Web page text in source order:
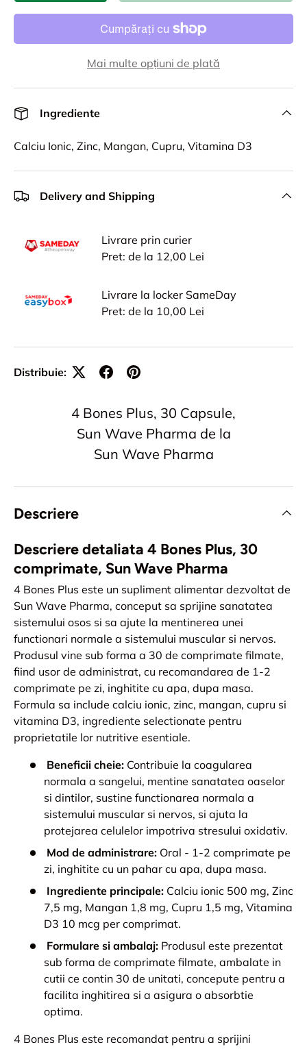
Mai multe opțiuni de plată
Ingrediente
Calciu Ionic, Zinc, Mangan, Cupru, Vitamina D3
Delivery and Shipping
Livrare prin curier
Pret: de la 12,00 Lei
Livrare la locker SameDay
Pret: de la 10,00 Lei
Distribuie:
4 Bones Plus, 30 Capsule,
Sun Wave Pharma de la
Sun Wave Pharma
Descriere
Descriere detaliata 4 Bones Plus, 30
comprimate, Sun Wave Pharma
4 Bones Plus este un supliment alimentar dezvoltat de
Sun Wave Pharma, conceput sa sprijine sanatatea
sistemului osos si sa ajute la mentinerea unei
functionari normale a sistemului muscular si nervos.
Produsul vine sub forma a 30 de comprimate filmate,
fiind usor de administrat, cu recomandarea de 1-2
comprimate pe zi, inghitite cu apa, dupa masa.
Formula sa include calciu ionic, zinc, mangan, cupru si
vitamina D3, ingrediente selectionate pentru
proprietatile lor nutritive esentiale.
Beneficii cheie: Contribuie la coagularea
normala a sangelui, mentine sanatatea oaselor
si dintilor, sustine functionarea normala a
sistemului muscular si nervos, si ajuta la
protejarea celulelor impotriva stresului oxidativ.
Mod de administrare: Oral - 1-2 comprimate pe
zi, inghitite cu un pahar cu apa, dupa masa.
Ingrediente principale: Calciu ionic 500 mg, Zinc
7,5 mg, Mangan 1,8 mg, Cupru 1,5 mg, Vitamina
D3 10 mcg per comprimat.
Formulare si ambalaj: Produsul este prezentat
sub forma de comprimate filmate, ambalate in
cutii ce contin 30 de unitati, concepute pentru a
facilita inghitirea si a asigura o absorbtie
optima.
4 Bones Plus este recomandat pentru a sprijini